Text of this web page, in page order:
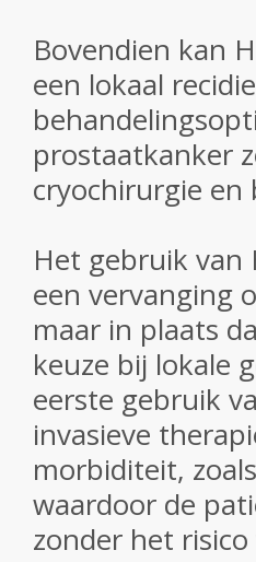
Bovendien kan
een lokaal
prostaatkanker
cryochirurgie en
Het gebruik van
een vervanging
maar in plaats
keuze bij lokale
eerste gebruik
invasieve
morbiditeit,
waardoor de
zonder het